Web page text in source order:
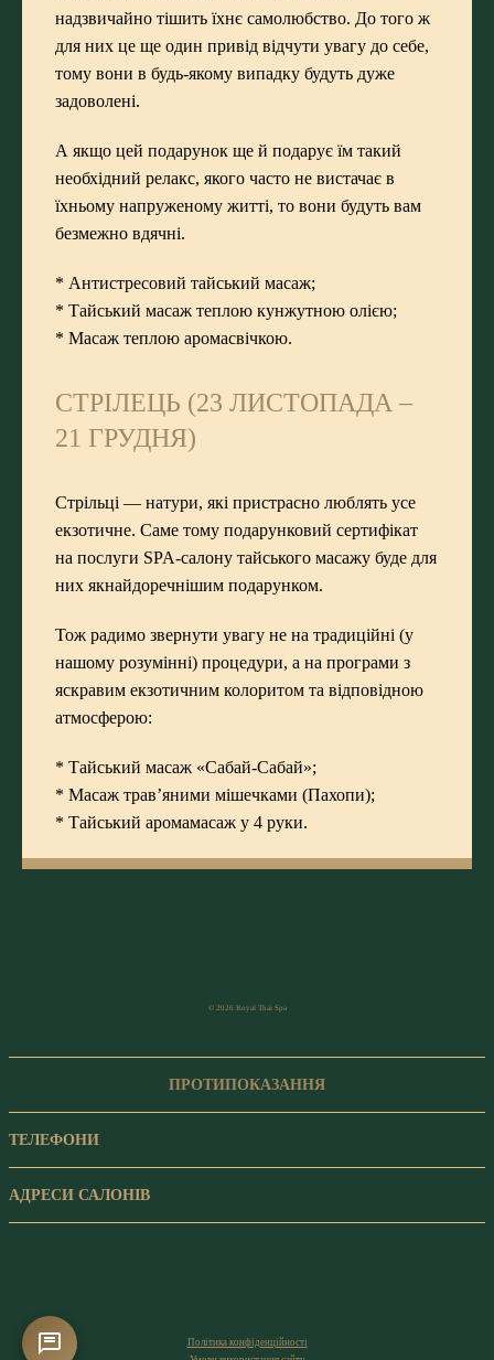
надзвичайно тішить їхнє самолюбство. До того ж
для них це ще один привід відчути увагу до себе,
тому вони в будь-якому випадку будуть дуже
задоволені.
А якщо цей подарунок ще й подарує їм такий
необхідний релакс, якого часто не вистачає в
їхньому напруженому житті, то вони будуть вам
безмежно вдячні.
* Антистресовий тайський масаж;
* Тайський масаж теплою кунжутною олією;
* Масаж теплою аромасвічкою.
СТРІЛЕЦЬ (23 ЛИСТОПАДА –
21 ГРУДНЯ)
Стрільці — натури, які пристрасно люблять усе
екзотичне. Саме тому подарунковий сертифікат
на послуги SPA-салону тайського масажу буде для
них якнайдоречнішим подарунком.
Тож радимо звернути увагу не на традиційні (у
нашому розумінні) процедури, а на програми з
яскравим екзотичним колоритом та відповідною
атмосферою:
* Тайський масаж «Сабай-Сабай»;
* Масаж трав’яними мішечками (Пахопи);
* Тайський аромамасаж у 4 руки.
© 2026 Royal Thai Spa
ПРОТИПОКАЗАННЯ
ТЕЛЕФОНИ
АДРЕСИ САЛОНІВ
Політика конфіденційності